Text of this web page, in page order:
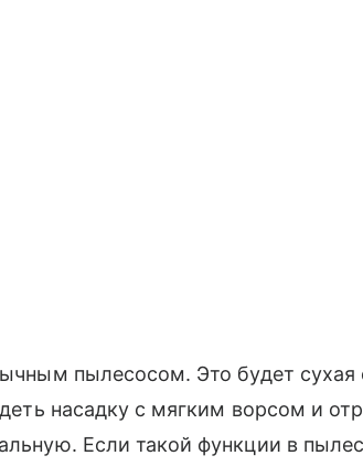
пылесосом. Это будет сухая
насадку с мягким ворсом и
Если такой функции в